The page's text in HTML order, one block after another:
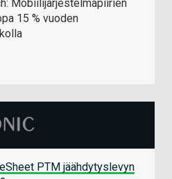
Mobiilijärjestelmäpiirien
15 % vuoden
PTM jäähdytyslevyn